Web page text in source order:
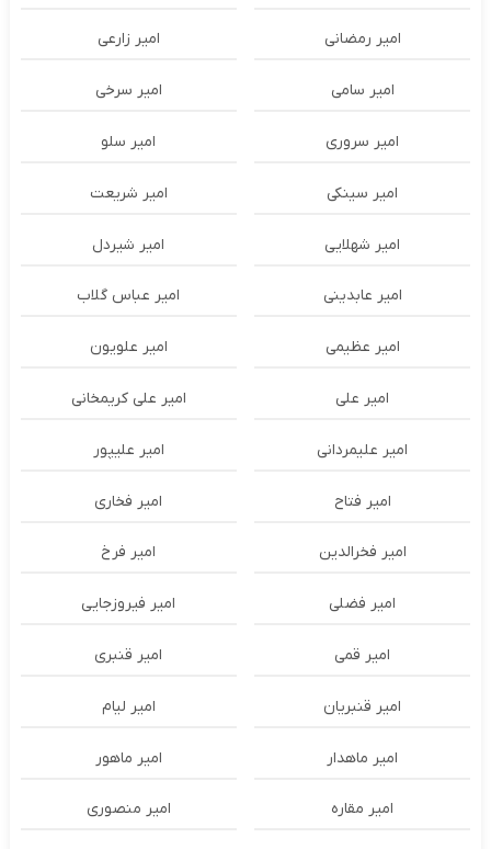
امیر رمضانی امیر زارعی
امیر سامی امیر سرخی
امیر سروری امیر سلو
امیر سینکی امیر شریعت
امیر شهلایی امیر شیردل
امیر عابدینی امیر عباس گلاب
امیر عظیمی امیر علویون
امیر علی امیر علی کریمخانی
امیر علیمردانی امیر علیپور
امیر فتاح امیر فخاری
امیر فخرالدین امیر فرخ
امیر فضلی امیر فیروزجایی
امیر قمی امیر قنبری
امیر قنبریان امیر لیام
امیر ماهدار امیر ماهور
امیر مقاره امیر منصوری